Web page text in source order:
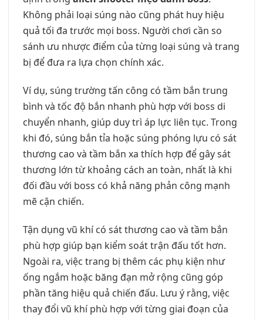
Không phải loại súng nào cũng phát huy hiệu
quả tối đa trước mọi boss. Người chơi cần so
sánh ưu nhược điểm của từng loại súng và trang
bị để đưa ra lựa chọn chính xác.
Ví dụ, súng trường tấn công có tầm bắn trung
bình và tốc độ bắn nhanh phù hợp với boss di
chuyển nhanh, giúp duy trì áp lực liên tục. Trong
khi đó, súng bắn tỉa hoặc súng phóng lựu có sát
thương cao và tầm bắn xa thích hợp để gây sát
thương lớn từ khoảng cách an toàn, nhất là khi
đối đầu với boss có khả năng phản công mạnh
mẽ cận chiến.
Tận dụng vũ khí có sát thương cao và tầm bắn
phù hợp giúp bạn kiểm soát trận đấu tốt hơn.
Ngoài ra, việc trang bị thêm các phụ kiện như
ống ngắm hoặc băng đạn mở rộng cũng góp
phần tăng hiệu quả chiến đấu. Lưu ý rằng, việc
thay đổi vũ khí phù hợp với từng giai đoạn của